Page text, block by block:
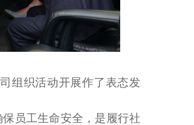
组织活动开展作了表态发
员工生命安全，是履行社